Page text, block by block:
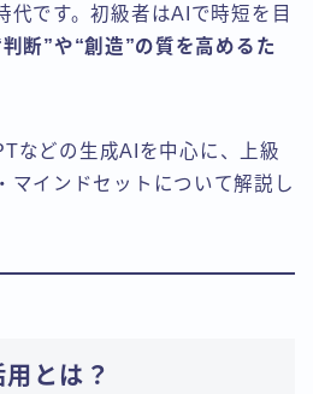
に基づく表記
ジ
代です。初級者はAIで時短を目
判断”や“創造”の質を高めるた
などの生成AIを中心に、上級
マインドセットについて解説し
とは？